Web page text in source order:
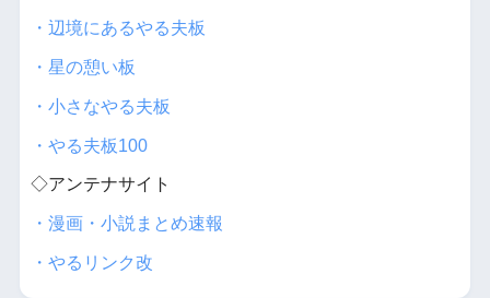
・辺境にあるやる夫板
・星の憩い板
・小さなやる夫板
・やる夫板100
◇アンテナサイト
・漫画・小説まとめ速報
・やるリンク改